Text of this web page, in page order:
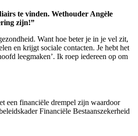
te vinden. Wethouder Angèle
zijn!”
Want hoe beter je in je vel zit,
en krijgt sociale contacten. Je hebt het
leegmaken’. Ik roep iedereen op om
een financiële drempel zijn waardoor
Financiële Bestaanszekerheid